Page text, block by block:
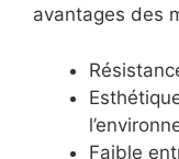
avantages des
Faible